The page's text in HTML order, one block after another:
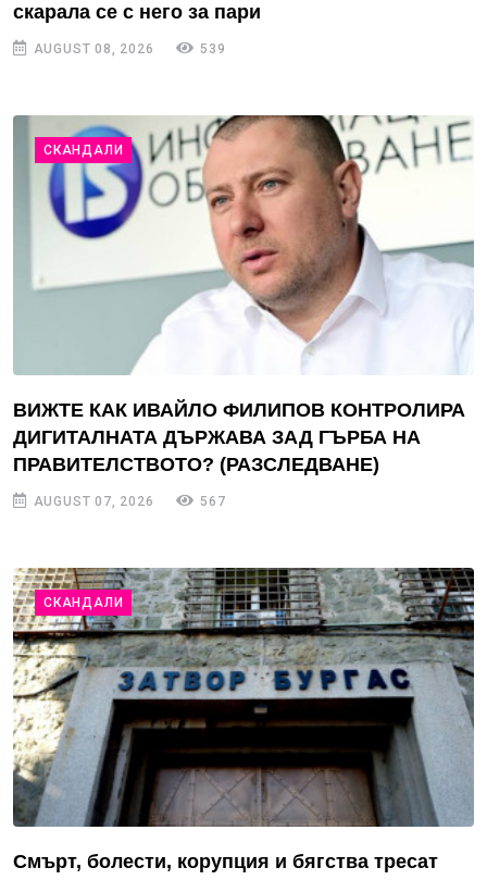
скарала се с него за пари
AUGUST 08, 2026 539
СКАНДАЛИ
ВИЖТЕ КАК ИВАЙЛО ФИЛИПОВ КОНТРОЛИРА
ДИГИТАЛНАТА ДЪРЖАВА ЗАД ГЪРБА НА
ПРАВИТЕЛСТВОТО? (РАЗСЛЕДВАНЕ)
AUGUST 07, 2026 567
СКАНДАЛИ
Смърт, болести, корупция и бягства тресат